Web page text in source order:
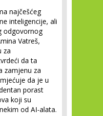
najčešćeg
inteligencije, ali
odgovornog
Vatreš,
za
da ta
zamjenu za
da je u
porast
koji su
od AI-alata.